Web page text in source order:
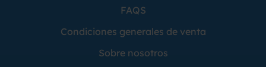
FAQS
Condiciones generales de venta
Sobre nosotros